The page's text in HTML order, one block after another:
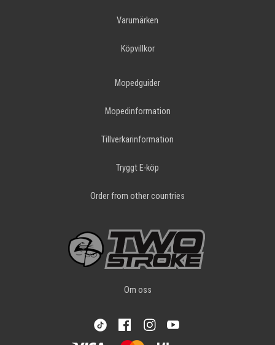
Varumärken
Köpvillkor
Mopedguider
Mopedinformation
Tillverkarinformation
Tryggt E-köp
Order from other countries
Om oss